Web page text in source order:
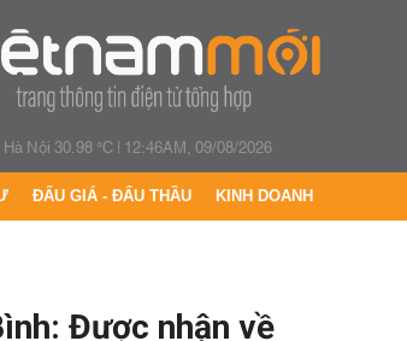
Hà Nội 30.98 °C| 12:46AM, 09/08/2026
ĐẤU GIÁ - ĐẤU THẦU KINH DOANH
Được nhận về